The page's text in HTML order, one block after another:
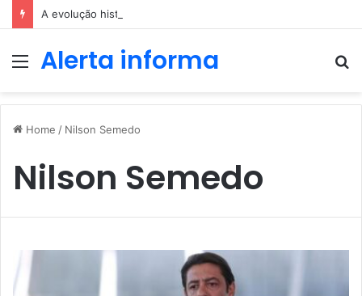
A evolução histórica das apostas ao longo dos séculos
MenuAlerta informa
Home / Nilson Semedo
Nilson Semedo